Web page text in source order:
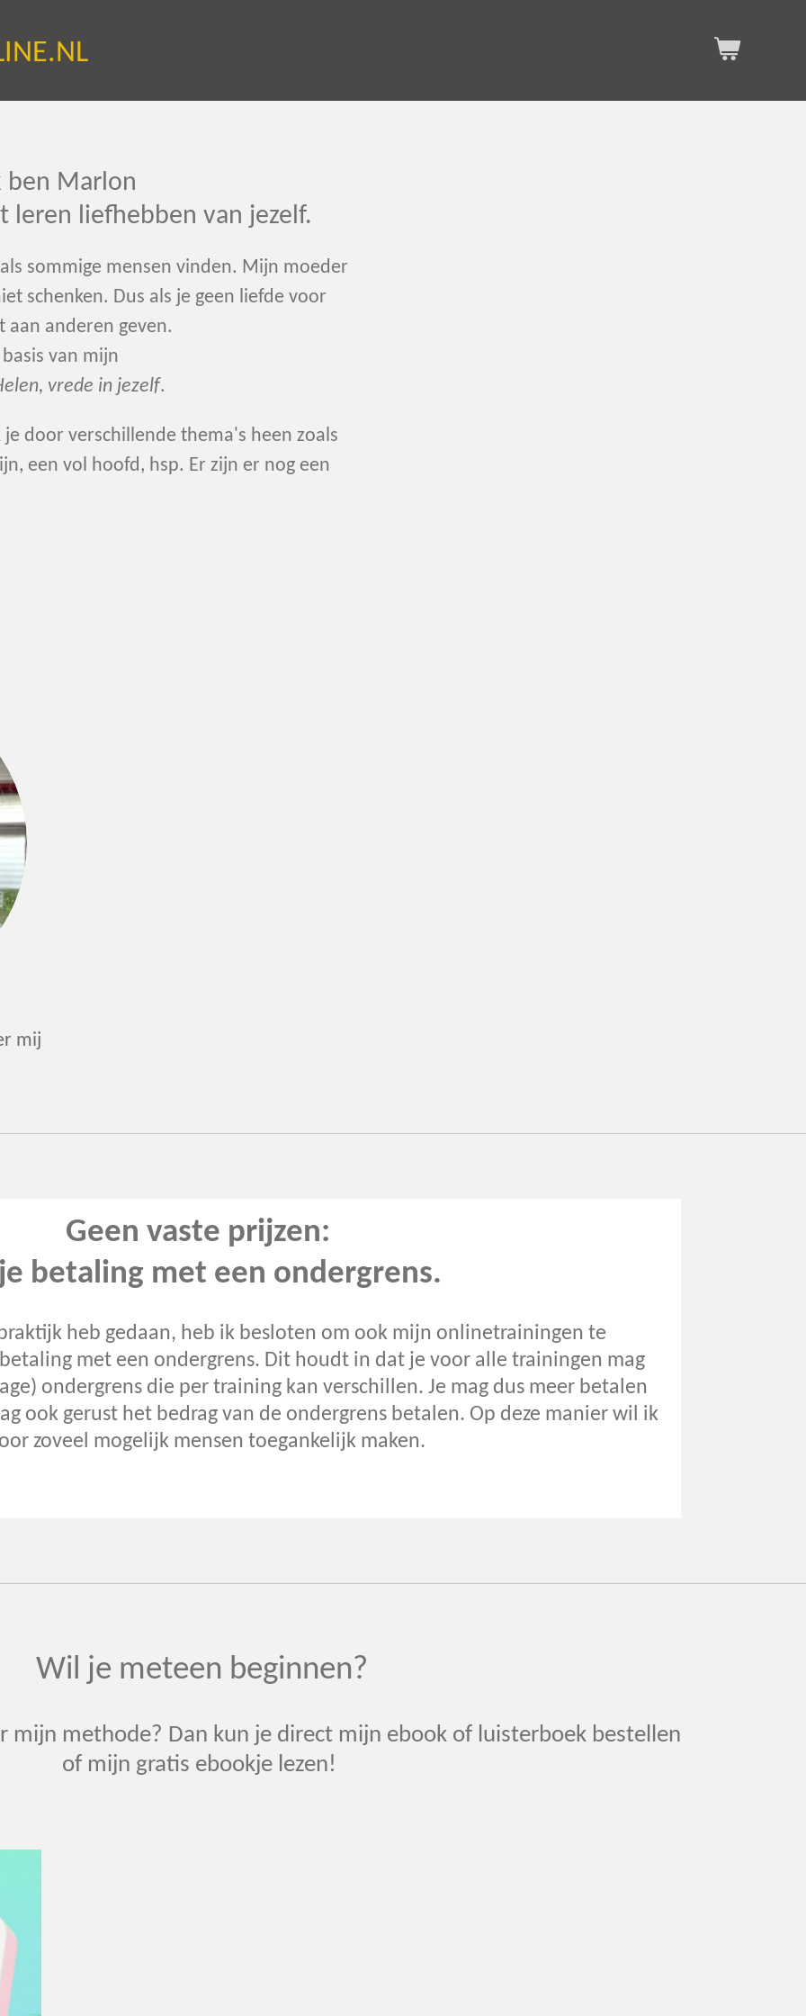
ben Marlon
leren liefhebben van jezelf.
sommige mensen vinden. Mijn moeder
schenken. Dus als je geen liefde voor
aan anderen geven.
van mijn
vrede in jezelf.
door verschillende thema's heen zoals
een vol hoofd, hsp. Er zijn er nog een
mij
Geen vaste prijzen:
betaling met een ondergrens.
heb gedaan, heb ik besloten om ook mijn onlinetrainingen te
met een ondergrens. Dit houdt in dat je voor alle trainingen mag
ondergrens die per training kan verschillen. Je mag dus meer betalen
ook gerust het bedrag van de ondergrens betalen. Op deze manier wil ik
zoveel mogelijk mensen toegankelijk maken.
Wil je meteen beginnen?
mijn methode? Dan kun je direct mijn ebook of luisterboek bestellen
of mijn gratis ebookje lezen!